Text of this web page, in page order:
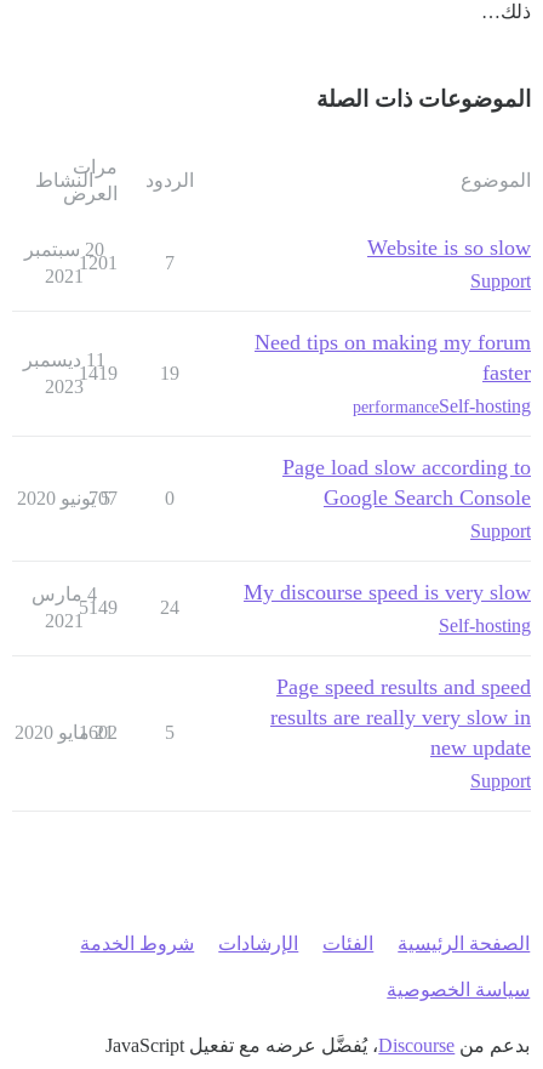
ذلك…
الموضوعات ذات الصلة
الموضوع الردود
مرات
العرض
النشاط
Website is so slow
Support
7
1201
20 سبتمبر
2021
Need tips on making my forum
faster
Self-hosting
performance
19
1419
11 ديسمبر
2023
Page load slow according to
Google Search Console
Support
0
707
5 يونيو 2020
My discourse speed is very slow
Self-hosting
24
5149
4 مارس
2021
Page speed results and speed
results are really very slow in
new update
Support
5
1602
21 مايو 2020
الصفحة الرئيسية الفئات الإرشادات شروط الخدمة
سياسة الخصوصية
بدعم من Discourse، يُفضَّل عرضه مع تفعيل JavaScript